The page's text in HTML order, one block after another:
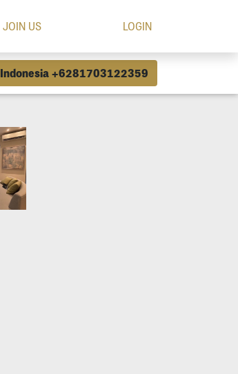
JOIN US LOGIN
Indonesia +6281703122359